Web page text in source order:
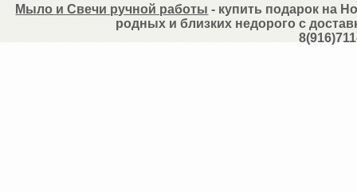
Мыло и Свечи ручной работы - купить подарок на
родных и близких недорого с